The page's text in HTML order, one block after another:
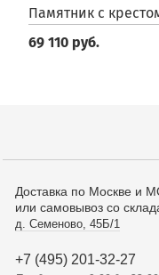
Памятник с
69 110 руб.
Доставка по Москве и
или самовывоз со
д. Семеново, 45Б/1
+7 (495) 201-32-27